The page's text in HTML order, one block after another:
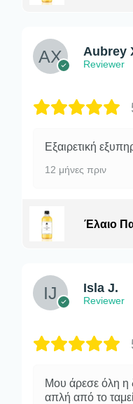
Aubrey
Reviewer
Εξαιρετική
12 μήνες πριν
Έλαιο
Isla J.
Reviewer
Μου άρεσε όλη η
απλή από το